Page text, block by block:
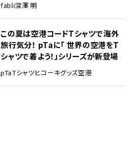
fabli深澤 明
この夏は空港コードTシャツで海外
旅行気分！ pTaに「 世界の空港をT
シャツで着よう！」シリーズが新登場
pTaTシャツヒコーキグッズ空港